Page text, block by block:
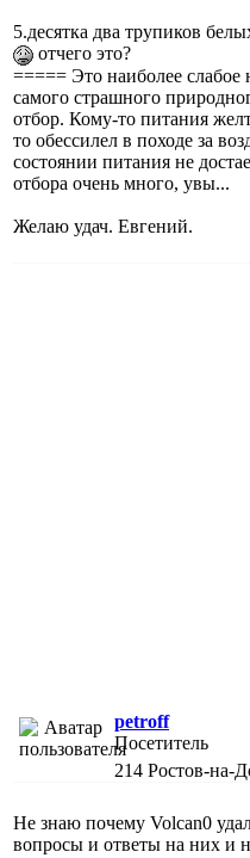
5.десятка два трупиков
отчего это?
===== Это наиболее слабое
самого страшного
отбор. Кому-то питания
то обессилел в походе за
состоянии питания не
отбора очень много, увы...
Желаю удач. Евгений.
petroff
Посетитель
214 Ростов-на-
Не знаю почему Volcan0
вопросы и ответы на них и